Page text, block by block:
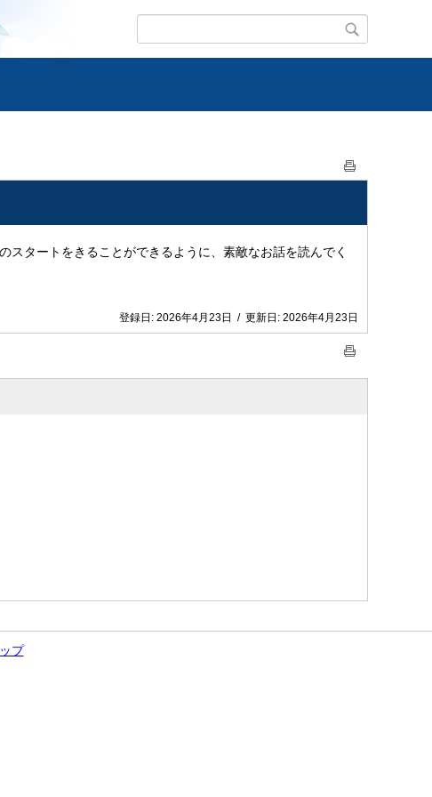
タートをきることができるように、素敵なお話を読んでく
登録日: 2026年4月23日 / 更新日: 2026年4月23日
プ